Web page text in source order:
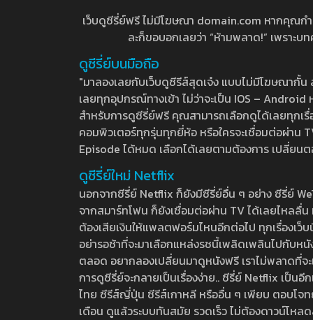
เว็บดูซีรี่ย์ฟรี ไม่มีโฆษณา domain.com หากคุณก
ละก็ขอบอกเลยว่า “ห้ามพลาด!” เพราะ
ดูซีรี่ย์บนมือถือ
"มาลองเลยกับเว็บดูซีรีส์สุดเจ๋ง แบบไม่มีโฆษณากั้
เลยทุกอุปกรณ์ทางเข้า ไม่ว่าจะเป็น IOS –
สำหรับการดูซีรี่ย์ฟรี คุณสามารถเลือกดูได้เลยทุกเ
คอมพิวเตอร์ทุกรุ่นทุกยี่ห้อ หรือใครจะเชื่อมต่อผ่าน
Episode ได้หมด เลือกได้เลยตามต้องการ เปลี่ยน
ดูซีรี่ย์ใหม่ Netflix
นอกจากซีรี่ย์ Netflix ก็ยังมีซีรี่ย์อื่น ๆ อย่าง ซีรี่ย์
จากสมาร์ทโฟน ก็ยังเชื่อมต่อผ่าน TV ได้เลยไหลลื่
ต้องเสียเงินให้แพลตฟอร์มไหนอีกต่อไป ทุกเรื่องเว็
อย่ารอช้าที่จะมาเลือกแหล่งรชนี้เพลิดเพลินไปกับห
ตลอด อยากลองเปลี่ยนมาดูหนังฟรี เราไม่พลาดที่
การดูซีรี่ย์จะกลายเป็นเรื่องง่าย.. ซีรี่ย์ Netflix เป็น
ไทย ซีรีส์ญี่ปุ่น ซีรีส์เกาหลี หรืออื่น ๆ เพียบ ตอบโจท
เดือน ดูแล้วระบบทันสมัย รวดเร็ว ไม่ต้องดาวน์โห